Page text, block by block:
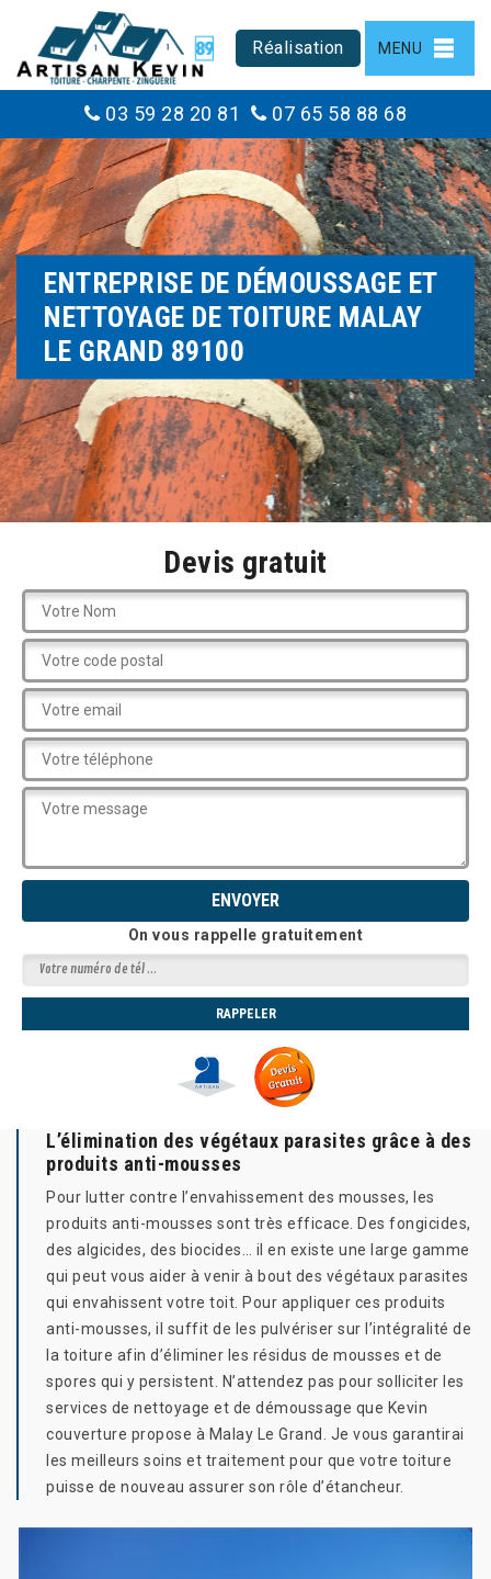
Réalisation MENU
03 59 28 20 81 07 65 58 88 68
ENTREPRISE DE DÉMOUSSAGE ET
NETTOYAGE DE TOITURE MALAY
LE GRAND 89100
Devis gratuit
On vous rappelle gratuitement
L’élimination des végétaux parasites grâce à des
produits anti-mousses
Pour lutter contre l’envahissement des mousses, les
produits anti-mousses sont très efficace. Des fongicides,
des algicides, des biocides… il en existe une large gamme
qui peut vous aider à venir à bout des végétaux parasites
qui envahissent votre toit. Pour appliquer ces produits
anti-mousses, il suffit de les pulvériser sur l’intégralité de
la toiture afin d’éliminer les résidus de mousses et de
spores qui y persistent. N’attendez pas pour solliciter les
services de nettoyage et de démoussage que Kevin
couverture propose à Malay Le Grand. Je vous garantirai
les meilleurs soins et traitement pour que votre toiture
puisse de nouveau assurer son rôle d’étancheur.